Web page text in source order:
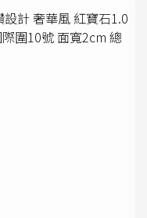
計 奢華風 紅寶石1.0
圍10號 面寬2cm 總